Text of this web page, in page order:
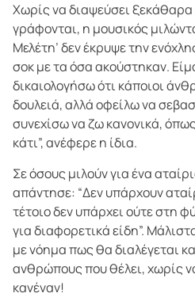
Χωρίς να διαψεύσει ξεκάθαρα
γράφονται, η μουσικός
Μελέτη’ δεν έκρυψε την
σοκ με τα όσα ακούστηκαν.
δικαιολογήσω ότι κάποιοι
δουλειά, αλλά οφείλω να
συνεχίσω να ζω κανονικά,
κάτι”, ανέφερε η ίδια.
Σε όσους μιλούν για ένα
απάντησε: “Δεν υπάρχουν
τέτοιο δεν υπάρχει ούτε στη
για διαφορετικά είδη”.
με νόημα πως θα διαλέγεται
ανθρώπους που θέλει, χωρίς
κανέναν!